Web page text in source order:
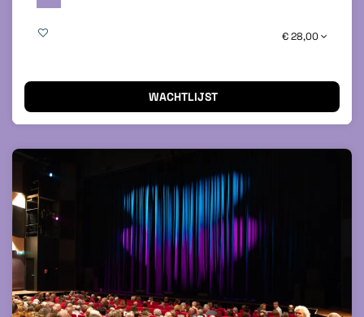
€ 28,00
WACHTLIJST